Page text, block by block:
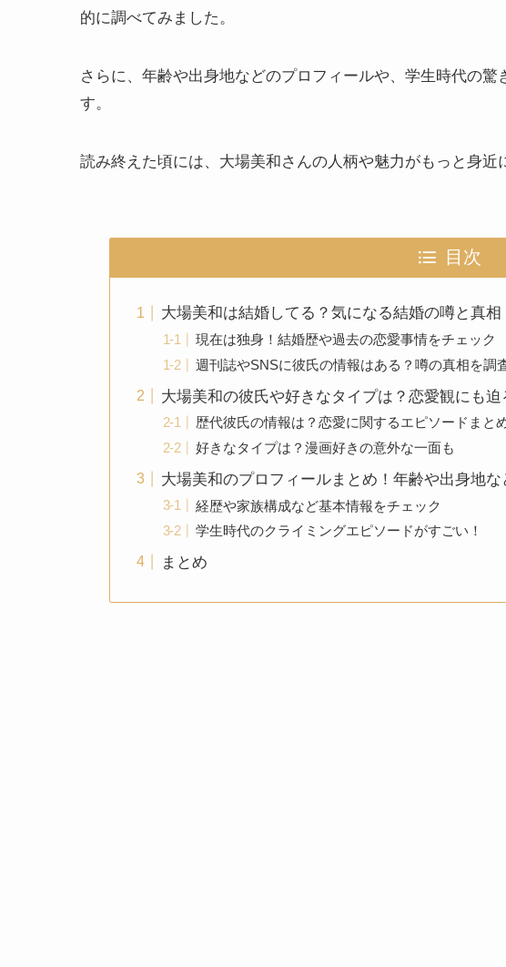
的に調べてみました。
さらに、年齢や出身地などのプロフィールや、学生時代の
す。
読み終えた頃には、大場美和さんの人柄や魅力がもっと身近
目次
大場美和は結婚してる？気になる結婚の噂と真相
現在は独身！結婚歴や過去の恋愛事情をチェック
週刊誌やSNSに彼氏の情報はある？噂の真相を調
大場美和の彼氏や好きなタイプは？恋愛観にも迫
歴代彼氏の情報は？恋愛に関するエピソードまと
好きなタイプは？漫画好きの意外な一面も
大場美和のプロフィールまとめ！年齢や出身地な
経歴や家族構成など基本情報をチェック
学生時代のクライミングエピソードがすごい！
まとめ